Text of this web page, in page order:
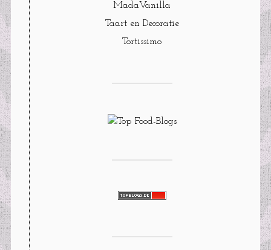
MadaVanilla
Taart en Decoratie
Tortissimo